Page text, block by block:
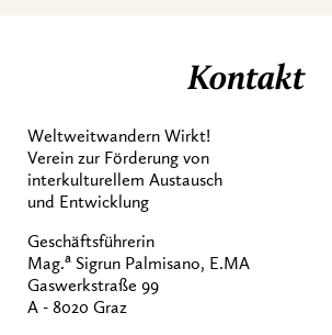
Kontakt
Weltweitwandern Wirkt!
Verein zur Förderung von
interkulturellem Austausch
und Entwicklung
Geschäftsführerin
Mag.a Sigrun Palmisano, E.MA
Gaswerkstraße 99
A - 8020 Graz